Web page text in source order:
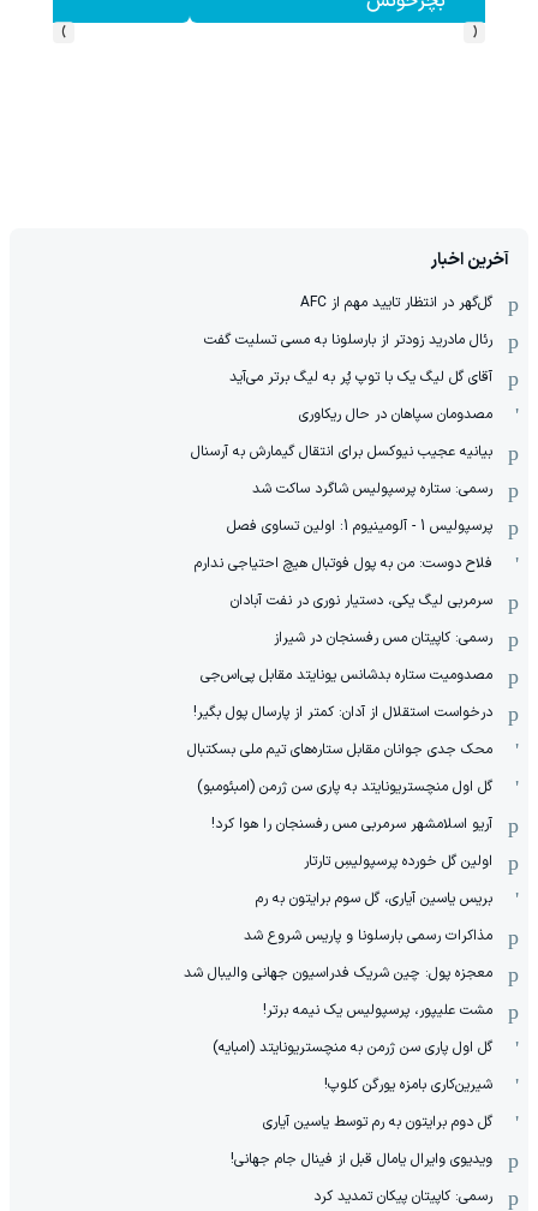
‹
›
آخرین اخبار
گل‌گهر در انتظار تایید مهم از ‌AFC
رئال مادرید زودتر از بارسلونا به مسی تسلیت گفت
آقای گل لیگ یک با توپ پُر به لیگ برتر می‌آید
مصدومان سپاهان در حال ریکاوری
بیانیه عجیب نیوکسل برای انتقال گیمارش به آرسنال
رسمی: ستاره پرسپولیس شاگرد ساکت شد
پرسپولیس 1 - آلومینیوم 1: اولین تساوی فصل
فلاح دوست: من به پول فوتبال هیچ احتیاجی ندارم
سرمربی لیگ یکی، دستیار نوری در نفت آبادان
رسمی: کاپیتان مس رفسنجان در شیراز
مصدومیت ستاره بدشانس یونایتد مقابل پی‌اس‌جی
درخواست استقلال از آدان: کمتر از پارسال پول بگیر!
محک جدی ‌جوانان مقابل ستاره‌های تیم ملی بسکتبال
گل اول منچستریونایتد به پاری سن ژرمن (امبئومبو)
آریو اسلامشهر سرمربی مس رفسنجان را هوا کرد!
اولین گل خورده پرسپولیسِ تارتار
بریس یاسین آیاری، گل سوم برایتون به رم
مذاکرات رسمی بارسلونا و پاریس شروع شد
معجزه پول: چین شریک فدراسیون جهانی والیبال شد
مشت علیپور، پرسپولیس یک نیمه برتر!
گل اول پاری سن ژرمن به منچستریونایتد (امبایه)
شیرین‌کاری بامزه یورگن کلوپ!
گل دوم برایتون به رم توسط یاسین آیاری
ویدیوی وایرال یامال قبل از فینال جام جهانی!
رسمی: کاپیتان پیکان تمدید کرد